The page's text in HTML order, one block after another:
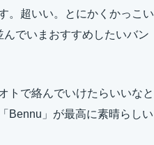
。超いい。とにかくかっこい
でいまおすすめしたいバン
トで絡んでいけたらいいなと
Bennu」が最高に素晴らしい